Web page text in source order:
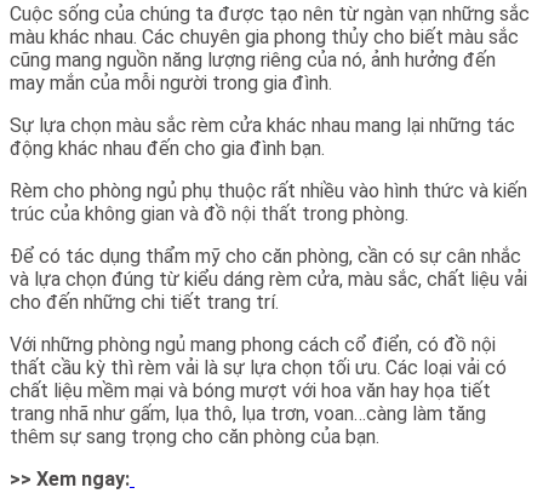
Cuộc sống của chúng ta được tạo nên từ ngàn vạn những sắc
màu khác nhau. Các chuyên gia phong thủy cho biết màu sắc
cũng mang nguồn năng lượng riêng của nó, ảnh hưởng đến
may mắn của mỗi người trong gia đình.
Sự lựa chọn màu sắc rèm cửa khác nhau mang lại những tác
động khác nhau đến cho gia đình bạn.
Rèm cho phòng ngủ phụ thuộc rất nhiều vào hình thức và kiến
trúc của không gian và đồ nội thất trong phòng.
Để có tác dụng thẩm mỹ cho căn phòng, cần có sự cân nhắc
và lựa chọn đúng từ kiểu dáng rèm cửa, màu sắc, chất liệu vải
cho đến những chi tiết trang trí.
Với những phòng ngủ mang phong cách cổ điển, có đồ nội
thất cầu kỳ thì rèm vải là sự lựa chọn tối ưu. Các loại vải có
chất liệu mềm mại và bóng mượt với hoa văn hay họa tiết
trang nhã như gấm, lụa thô, lụa trơn, voan…càng làm tăng
thêm sự sang trọng cho căn phòng của bạn.
>> Xem ngay: